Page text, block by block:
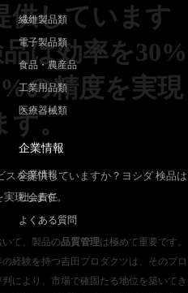
供しています
は効率を30%
の精度を実現
す。
を提供していますか？ヨシダ 検品は
現します。
て、製品の品質管理は極めて重要です。
経験を持つ吉田プロダクツは、そのプロ
により、市場で確固たる地位を築いてき
繊維製品類
電子製品類
食品・農産品
工業用品類
医療器械類
企業情報
企業情報
社会責任
よくある質問